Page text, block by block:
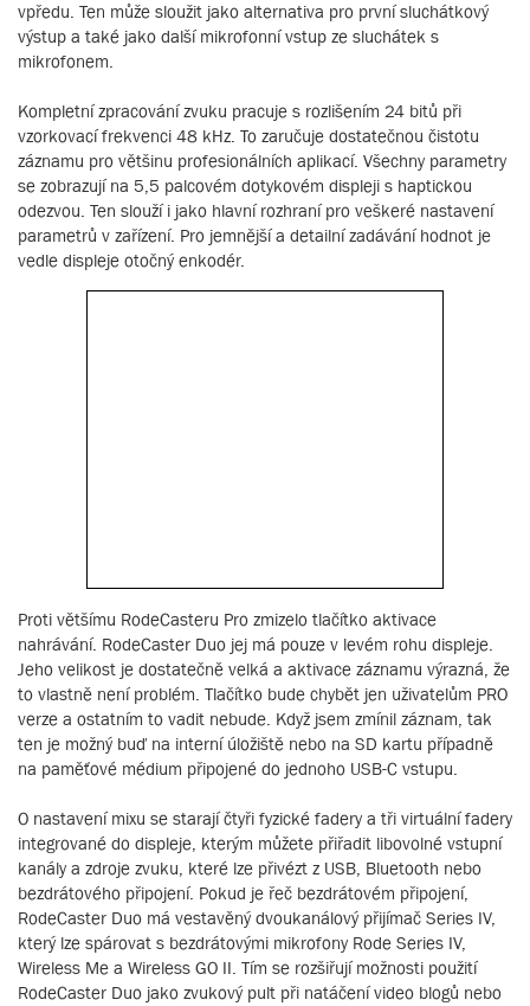
vpředu. Ten může sloužit jako alternativa pro první sluchátkový
výstup a také jako další mikrofonní vstup ze sluchátek s
mikrofonem.
Kompletní zpracování zvuku pracuje s rozlišením 24 bitů při
vzorkovací frekvenci 48 kHz. To zaručuje dostatečnou čistotu
záznamu pro většinu profesionálních aplikací. Všechny parametry
se zobrazují na 5,5 palcovém dotykovém displeji s haptickou
odezvou. Ten slouží i jako hlavní rozhraní pro veškeré nastavení
parametrů v zařízení. Pro jemnější a detailní zadávání hodnot je
vedle displeje otočný enkodér.
Proti většímu RodeCasteru Pro zmizelo tlačítko aktivace
nahrávání. RodeCaster Duo jej má pouze v levém rohu displeje.
Jeho velikost je dostatečně velká a aktivace záznamu výrazná, že
to vlastně není problém. Tlačítko bude chybět jen uživatelům PRO
verze a ostatním to vadit nebude. Když jsem zmínil záznam, tak
ten je možný buď na interní úložiště nebo na SD kartu případně
na paměťové médium připojené do jednoho USB-C vstupu.
O nastavení mixu se starají čtyři fyzické fadery a tři virtuální fadery
integrované do displeje, kterým můžete přiřadit libovolné vstupní
kanály a zdroje zvuku, které lze přivézt z USB, Bluetooth nebo
bezdrátového připojení. Pokud je řeč bezdrátovém připojení,
RodeCaster Duo má vestavěný dvoukanálový přijímač Series IV,
který lze spárovat s bezdrátovými mikrofony Rode Series IV,
Wireless Me a Wireless GO II. Tím se rozšiřují možnosti použití
RodeCaster Duo jako zvukový pult při natáčení video blogů nebo